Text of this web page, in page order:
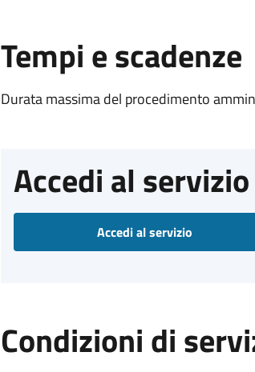
Tempi e scadenze
Durata massima del procedimento
Accedi al servizio
Accedi al servizio
Condizioni di